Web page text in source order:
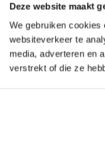
Deze website maakt
We gebruiken
websiteverkeer te
media, adverteren en
verstrekt of die ze